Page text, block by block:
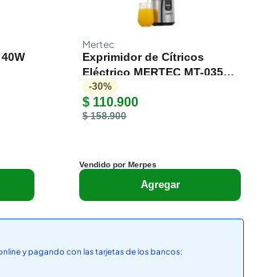
Mertec
Exprimidor de Cítricos
Eléctrico MERTEC MT-035S
- Acero Inoxidable 140W -
0.35L Automático
-30%
$ 110.900
$ 158.900
Vendido por Merpes
Agregar
y pagando con las tarjetas de los bancos: